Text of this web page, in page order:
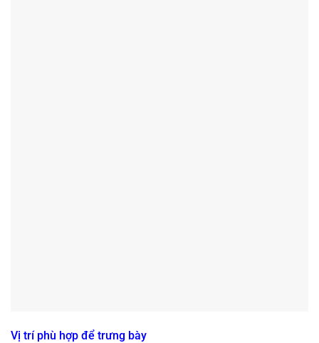
Vị trí phù hợp để trưng bày